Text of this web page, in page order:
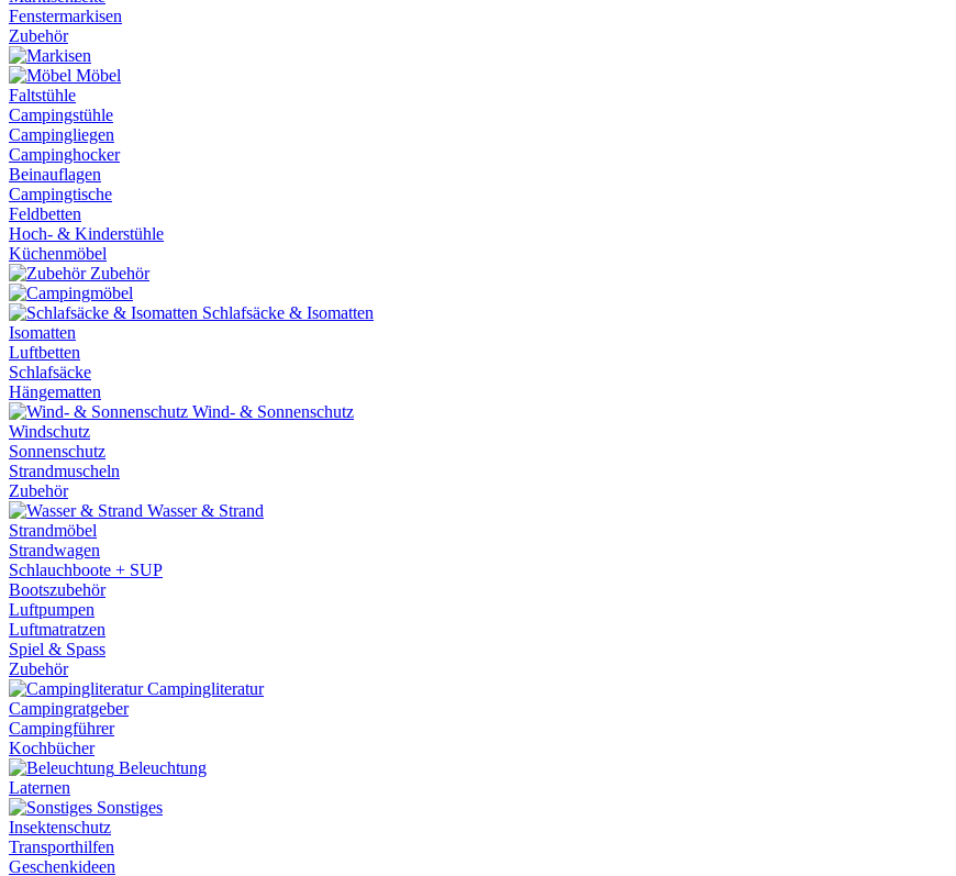
Fenstermarkisen
Zubehör
Möbel
Faltstühle
Campingstühle
Campingliegen
Campinghocker
Beinauflagen
Campingtische
Feldbetten
Hoch- & Kinderstühle
Küchenmöbel
Zubehör
Schlafsäcke & Isomatten
Isomatten
Luftbetten
Schlafsäcke
Hängematten
Wind- & Sonnenschutz
Windschutz
Sonnenschutz
Strandmuscheln
Zubehör
Wasser & Strand
Strandmöbel
Strandwagen
Schlauchboote + SUP
Bootszubehör
Luftpumpen
Luftmatratzen
Spiel & Spass
Zubehör
Campingliteratur
Campingratgeber
Campingführer
Kochbücher
Beleuchtung
Laternen
Sonstiges
Insektenschutz
Transporthilfen
Geschenkideen